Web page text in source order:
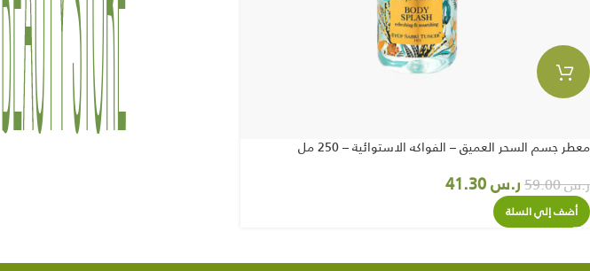
معطر جسم السحر العميق – الفواكه الاستوائية – 250 مل
ر.س59.00 ر.س
أضف إلي السلة